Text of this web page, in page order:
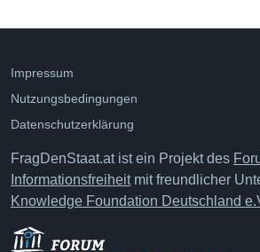
Impressum
Nutzungsbedingungen
Datenschutzerklärung
FragDenStaat.at ist ein Projekt des
Informationsfreiheitmit freundlicher
Knowledge Foundation Deutschland